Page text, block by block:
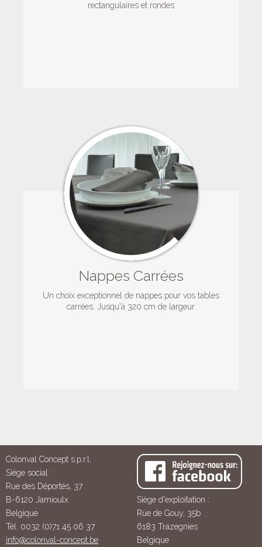
rectangulaires et rondes
Nappes Carrées
Un choix exceptionnel de nappes pour vos tables
carrées. Jusqu'à 320 cm de largeur
Colonval Concept s.p.r.l.
Siège social :
Rue des Déportés, 37
B-6120 Jamioulx
Belgique
Tél. 0032 (0)71 45 06 37
info@colonval-concept.be
Siège d'exploitation :
Rue de Gouy, 35b
6183 Trazegnies
Belgique